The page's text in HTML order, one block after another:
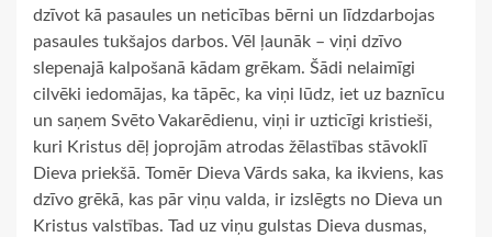
dzīvot kā pasaules un neticības bērni un līdzdarbojas
pasaules tukšajos darbos. Vēl ļaunāk – viņi dzīvo
slepenajā kalpošanā kādam grēkam. Šādi nelaimīgi
cilvēki iedomājas, ka tāpēc, ka viņi lūdz, iet uz baznīcu
un saņem Svēto Vakarēdienu, viņi ir uzticīgi kristieši,
kuri Kristus dēļ joprojām atrodas žēlastības stāvoklī
Dieva priekšā. Tomēr Dieva Vārds saka, ka ikviens, kas
dzīvo grēkā, kas pār viņu valda, ir izslēgts no Dieva un
Kristus valstības. Tad uz viņu gulstas Dieva dusmas,